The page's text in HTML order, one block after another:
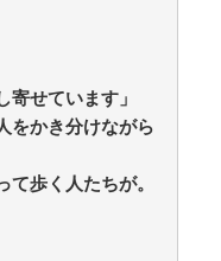
ていて… / 5chまと
の邪魔』と地元住
るも次の朝にガレー
NEW! (8/7 12:40)
、対面で高須幹弥
(8/7 12:37)
ギュアを出してしま
寄せています」
をかき分けながら
歩く人たちが。